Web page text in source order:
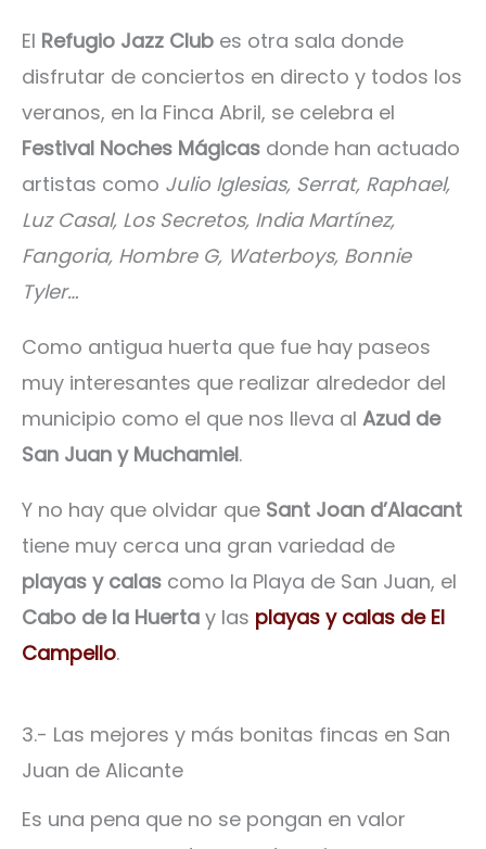
El Refugio Jazz Club es otra sala donde
disfrutar de conciertos en directo y todos los
veranos, en la Finca Abril, se celebra el
Festival Noches Mágicas donde han actuado
artistas como Julio Iglesias, Serrat, Raphael,
Luz Casal, Los Secretos, India Martínez,
Fangoria, Hombre G, Waterboys, Bonnie
Tyler…
Como antigua huerta que fue hay paseos
muy interesantes que realizar alrededor del
municipio como el que nos lleva al Azud de
San Juan y Muchamiel.
Y no hay que olvidar que Sant Joan d’Alacant
tiene muy cerca una gran variedad de
playas y calas como la Playa de San Juan, el
Cabo de la Huerta y las playas y calas de El
Campello.
3.- Las mejores y más bonitas fincas en San
Juan de Alicante
Es una pena que no se pongan en valor